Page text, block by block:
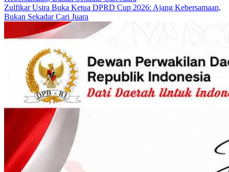
Zulfikar Usira Buka Ketua DPRD Cup 2026: Ajang Kebersamaan,
Bukan Sekadar Cari Juara